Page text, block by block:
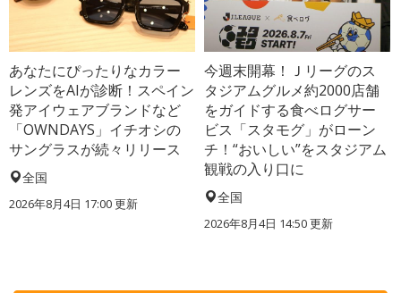
あなたにぴったりなカラー
レンズをAIが診断！スペイン
発アイウェアブランドなど
「OWNDAYS」イチオシの
サングラスが続々リリース
全国
2026年8月4日 17:00更新
今週末開幕！Ｊリーグのス
タジアムグルメ約2000店舗
をガイドする食べログサー
ビス「スタモグ」がローン
チ！“おいしい”をスタジアム
観戦の入り口に
全国
2026年8月4日 14:50更新